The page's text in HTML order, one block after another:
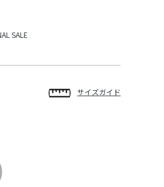
SALE
サイズガイド